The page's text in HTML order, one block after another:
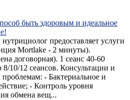
быть здоровым и идеальное
предоставляет услуги
Mortlake - 2 минуты).
договорная). 1 сеанс 40-60
10/12 сеансов. Консультации и
- Бактериальное и
- Контроль уровня
обмена вещ...